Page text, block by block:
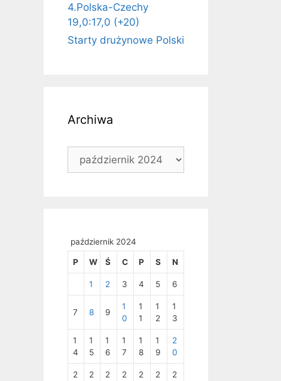
4.Polska-Czechy
19,0:17,0 (+20)
Starty drużynowe Polski
Archiwa
Archiwa
październik 2024
P W Ś C P S N
1 2 3 4 5 6
7 8 9
1
0
1
1
1
2
1
3
1
4
1
5
1
6
1
7
1
8
1
9
2
0
2 2 2 2 2 2 2